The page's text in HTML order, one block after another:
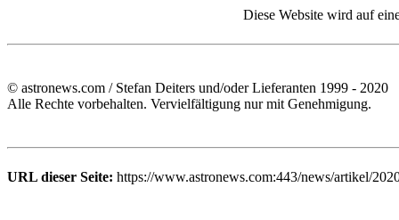
Diese Website wird auf
© astronews.com / Stefan Deiters und/oder Lieferanten 1999 - 2020
Alle Rechte vorbehalten. Vervielfältigung nur mit Genehmigung.
URL dieser Seite: https://www.astronews.com:443/news/artikel/